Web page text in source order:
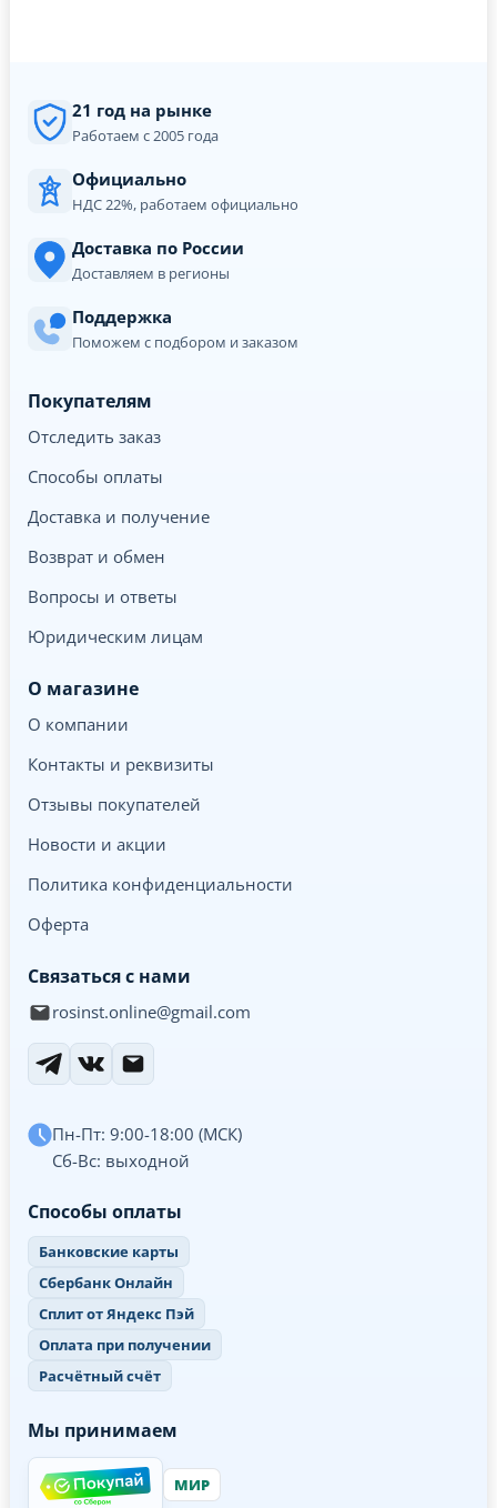
21 год на рынке
Работаем с 2005 года
Официально
НДС 22%, работаем официально
Доставка по России
Доставляем в регионы
Поддержка
Поможем с подбором и заказом
Покупателям
Отследить заказ
Способы оплаты
Доставка и получение
Возврат и обмен
Вопросы и ответы
Юридическим лицам
О магазине
О компании
Контакты и реквизиты
Отзывы покупателей
Новости и акции
Политика конфиденциальности
Оферта
Связаться с нами
rosinst.online@gmail.com
Пн-Пт: 9:00-18:00 (МСК)
Сб-Вс: выходной
Способы оплаты
Банковские карты
Сбербанк Онлайн
Сплит от Яндекс Пэй
Оплата при получении
Расчётный счёт
Мы принимаем
МИР